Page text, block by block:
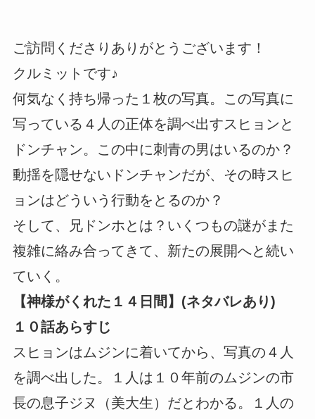
ご訪問くださりありがとうございます！
クルミットです♪
何気なく持ち帰った１枚の写真。この写真に
写っている４人の正体を調べ出すスヒョンと
ドンチャン。この中に刺青の男はいるのか？
動揺を隠せないドンチャンだが、その時スヒ
ョンはどういう行動をとるのか？
そして、兄ドンホとは？いくつもの謎がまた
複雑に絡み合ってきて、新たの展開へと続い
ていく。
【神様がくれた１４日間】(ネタバレあり)
１０話あらすじ
スヒョンはムジンに着いてから、写真の４人
を調べ出した。１人は１０年前のムジンの市
長の息子ジヌ（美大生）だとわかる。１人の